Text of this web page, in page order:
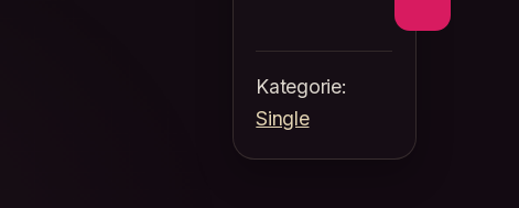
Kategorie:
Single